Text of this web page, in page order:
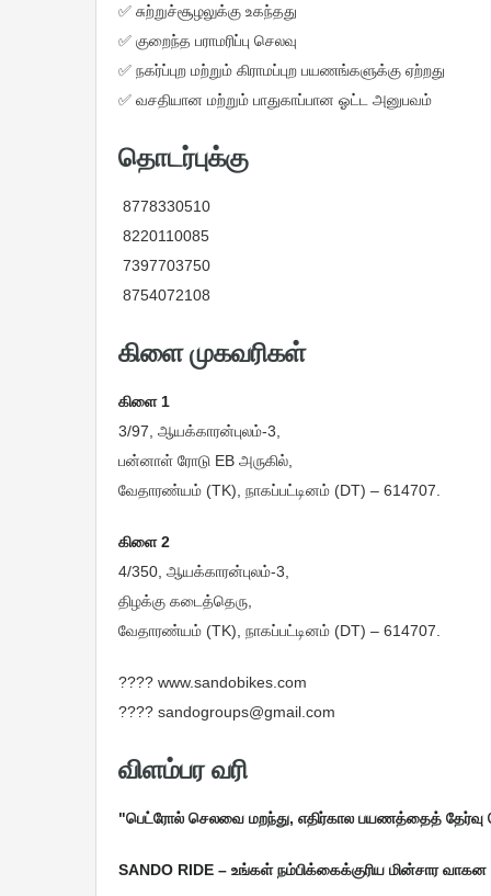
✅ சுற்றுச்சூழலுக்கு உகந்தது
✅ குறைந்த பராமரிப்பு செலவு
✅ நகர்ப்புற மற்றும் கிராமப்புற பயணங்களுக்கு ஏற்றது
✅ வசதியான மற்றும் பாதுகாப்பான ஓட்ட அனுபவம்
தொடர்புக்கு
8778330510
8220110085
7397703750
8754072108
கிளை முகவரிகள்
கிளை 1
3/97, ஆயக்காரன்புலம்-3,
பன்னாள் ரோடு EB அருகில்,
வேதாரண்யம் (TK), நாகப்பட்டினம் (DT) – 614707.
கிளை 2
4/350, ஆயக்காரன்புலம்-3,
திழக்கு கடைத்தெரு,
வேதாரண்யம் (TK), நாகப்பட்டினம் (DT) – 614707.
???? www.sandobikes.com
???? sandogroups@gmail.com
விளம்பர வரி
"பெட்ரோல் செலவை மறந்து, எதிர்கால பயணத்தைத் தேர்வு
SANDO RIDE – உங்கள் நம்பிக்கைக்குரிய மின்சார